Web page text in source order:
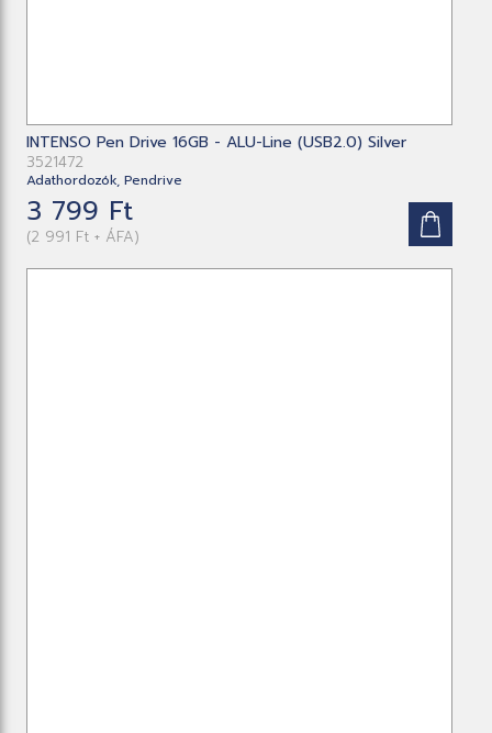
INTENSO Pen Drive 16GB - ALU-Line (USB2.0) Silver
3521472
Adathordozók, Pendrive
3 799 Ft
(2 991 Ft + ÁFA)